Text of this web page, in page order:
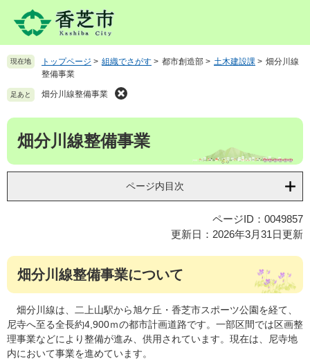
先
。
を
て
へ
現在地 トップページ > 組織でさがす > 都市創造部 > 土木建設課 > 畑分川線
整備事業
足あと 畑分川線整備事業
本
畑分川線整備事業
ページ内目次
ページID：0049857
更新日：2026年3月31日更新
畑分川線整備事業について
畑分川線は、二上山駅から旭ケ丘・香芝市スポーツ公園を経て、
尼寺へ至る全長約4,900ｍの都市計画道路です。一部区間では区画整
理事業などにより整備が進み、供用されています。現在は、尼寺地
内において事業を進めています。